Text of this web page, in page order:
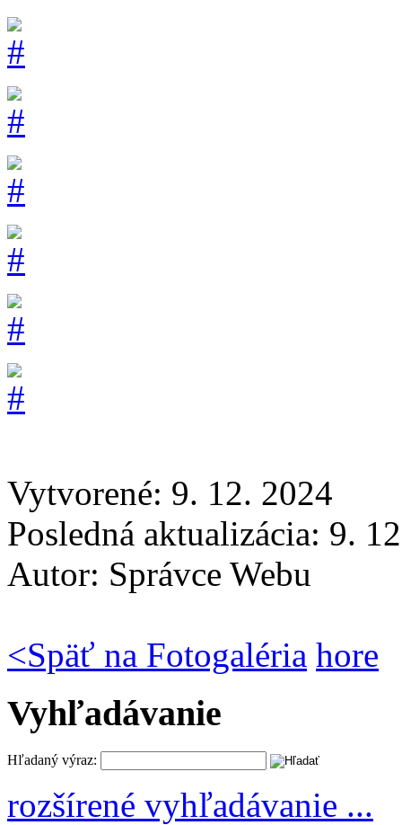
Vytvorené: 9. 12. 2024
Posledná aktualizácia: 9.
Autor: Správce Webu
<Späť na Fotogaléria hore
Vyhľadávanie
Hľadaný výraz:
rozšírené vyhľadávanie ...